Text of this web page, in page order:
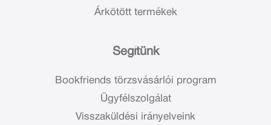
Árkötött termékek
Segítünk
Bookfriends törzsvásárlói program
Ügyfélszolgálat
Visszaküldési irányelveink